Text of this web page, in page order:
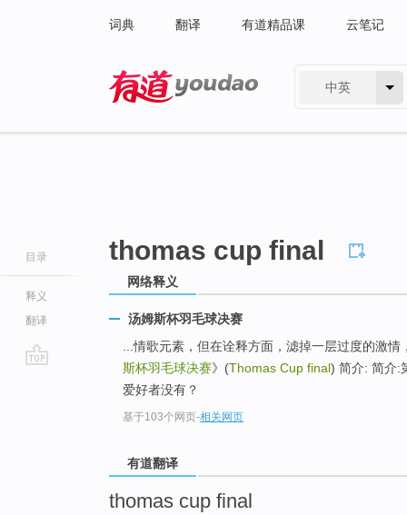
词典 翻译 有道精品课 云笔记
中英
目录
释义
翻译
thomas cup final
网络释义
汤姆斯杯羽毛球决赛
...情歌元素，但在诠释方面，滤掉一层过度的激
斯杯羽毛球决赛》(Thomas Cup final) 简介: 简介:
爱好者没有？
基于103个网页-相关网页
有道翻译
thomas cup final